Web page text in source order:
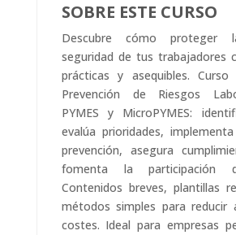
SOBRE ESTE CURSO
Descubre cómo
seguridad de tus trabajadores
prácticas y asequibles.
Prevención de Riesgos
PYMES y MicroPYMES:
evalúa prioridades,
prevención, asegura
fomenta la participación
Contenidos breves, plantillas
métodos simples para reducir
costes. Ideal para empresas